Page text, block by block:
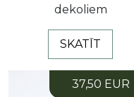
dekoliem
SKATĪT
37,50 EUR